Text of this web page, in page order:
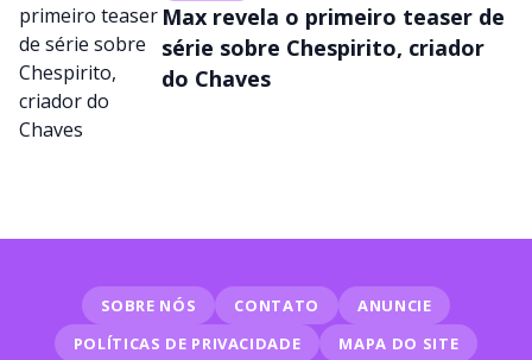
Max revela o primeiro teaser de
série sobre Chespirito, criador
do Chaves
SOBRE NÓS CONTATO
ANUNCIE
POLÍTICAS DE PRIVACIDADE
MAPA DO SITE